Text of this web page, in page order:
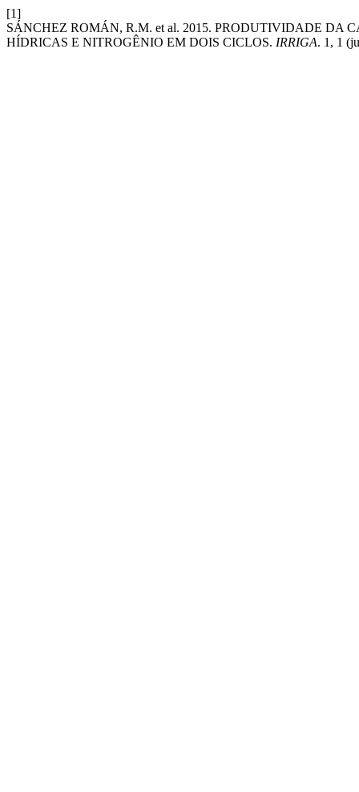
[1]
SÁNCHEZ ROMÁN, R.M. et al. 2015. PRODUTIVIDADE DA
HÍDRICAS E NITROGÊNIO EM DOIS CICLOS. IRRIGA. 1, 1